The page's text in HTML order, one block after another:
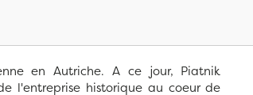
en Autriche. A ce jour, Piatnik
l'entreprise historique au coeur de